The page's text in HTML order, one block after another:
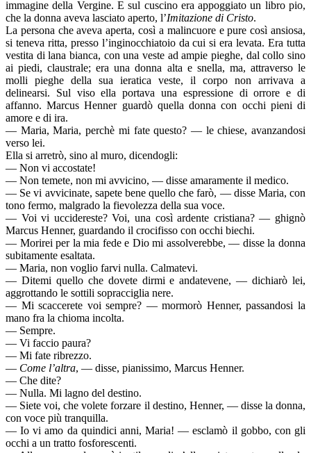
immagine della Vergine. E sul cuscino era appoggiato un libro pio,
che la donna aveva lasciato aperto, l’Imitazione di Cristo.
La persona che aveva aperta, così a malincuore e pure così ansiosa,
si teneva ritta, presso l’inginocchiatoio da cui si era levata. Era tutta
vestita di lana bianca, con una veste ad ampie pieghe, dal collo sino
ai piedi, claustrale; era una donna alta e snella, ma, attraverso le
molli pieghe della sua ieratica veste, il corpo non arrivava a
delinearsi. Sul viso ella portava una espressione di orrore e di
affanno. Marcus Henner guardò quella donna con occhi pieni di
amore e di ira.
— Maria, Maria, perchè mi fate questo? — le chiese, avanzandosi
verso lei.
Ella si arretrò, sino al muro, dicendogli:
— Non vi accostate!
— Non temete, non mi avvicino, — disse amaramente il medico.
— Se vi avvicinate, sapete bene quello che farò, — disse Maria, con
tono fermo, malgrado la fievolezza della sua voce.
— Voi vi uccidereste? Voi, una così ardente cristiana? — ghignò
Marcus Henner, guardando il crocifisso con occhi biechi.
— Morirei per la mia fede e Dio mi assolverebbe, — disse la donna
subitamente esaltata.
— Maria, non voglio farvi nulla. Calmatevi.
— Ditemi quello che dovete dirmi e andatevene, — dichiarò lei,
aggrottando le sottili sopracciglia nere.
— Mi scaccerete voi sempre? — mormorò Henner, passandosi la
mano fra la chioma incolta.
— Sempre.
— Vi faccio paura?
— Mi fate ribrezzo.
— Come l’altra, — disse, pianissimo, Marcus Henner.
— Che dite?
— Nulla. Mi lagno del destino.
— Siete voi, che volete forzare il destino, Henner, — disse la donna,
con voce più tranquilla.
— Io vi amo da quindici anni, Maria! — esclamò il gobbo, con gli
occhi a un tratto fosforescenti.